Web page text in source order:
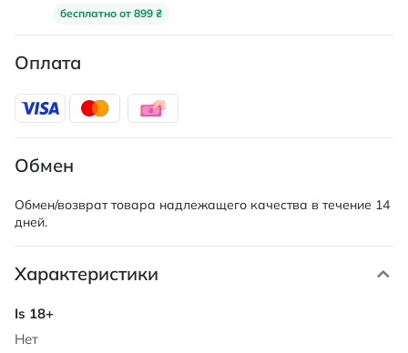
бесплатно от 899 ₴
Оплата
Обмен
Обмен/возврат товара надлежащего качества в течение 14
дней.
Характеристики
Характеристики
Нет